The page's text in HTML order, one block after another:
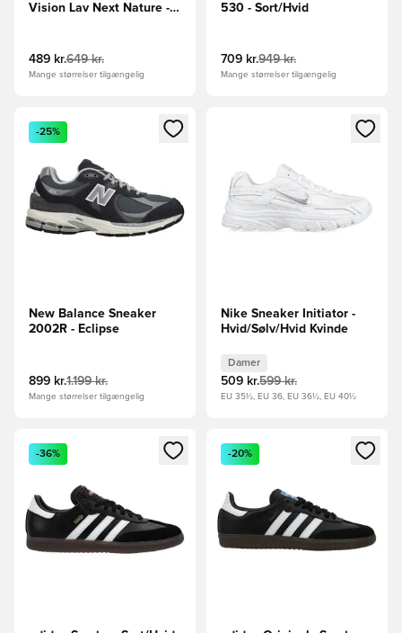
Vision Lav Next Nature -
489 kr.649 kr.
Mange størrelser tilgængelig
530 - Sort/Hvid
709 kr.949 kr.
Mange størrelser tilgængelig
Åbner en Modal til at logge ind eller tilmelde dig som
-25%
New Balance Sneaker
2002R - Eclipse
899 kr.1.199 kr.
Mange størrelser tilgængelig
Åbner en Modal til at logge
Nike Sneaker Initiator -
Hvid/Sølv/Hvid Kvinde
Damer
509 kr.599 kr.
EU 35½, EU 36, EU 36½, EU 40½
Åbner en Modal til at logge ind eller tilmelde dig som
-36%
Åbner en Modal til at logge
-20%